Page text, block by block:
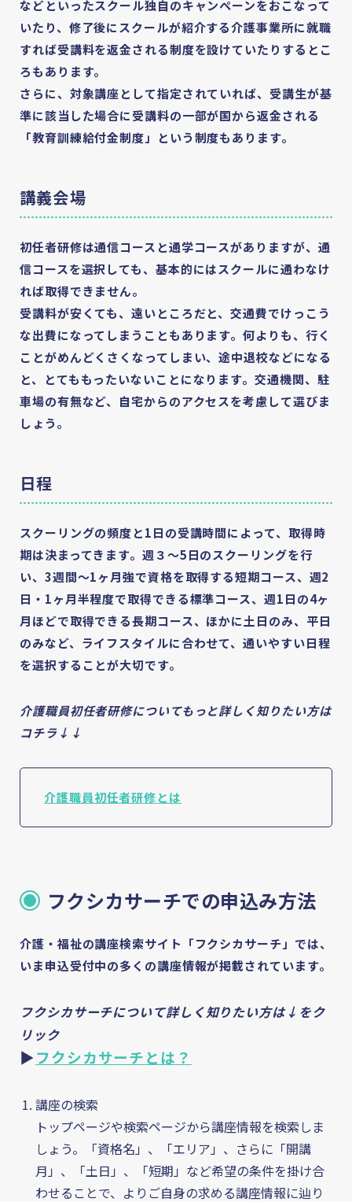
フクシカサーチとは
介護資格の基礎知識
お知らせ・コラム
Column 介護・福祉のお役立ち情報
などといったスクール独⾃のキャンペーンをおこなって
いたり、修了後にスクールが紹介する介護事業所に就職
すれば受講料を返⾦される制度を設けていたりするとこ
ろもあります。
さらに、対象講座として指定されていれば、受講⽣が基
準に該当した場合に受講料の⼀部が国から返⾦される
「教育訓練給付⾦制度」という制度もあります。
講義会場
初任者研修は通信コースと通学コースがありますが、通
信コースを選択しても、基本的にはスクールに通わなけ
れば取得できません。
受講料が安くても、遠いところだと、交通費でけっこう
な出費になってしまうこともあります。何よりも、⾏く
ことがめんどくさくなってしまい、途中退校などになる
と、とてももったいないことになります。交通機関、駐
車場の有無など、自宅からのアクセスを考慮して選びま
しょう。
日程
スクーリングの頻度と1⽇の受講時間によって、取得時
期は決まってきます。週３〜5日のスクーリングを行
い、3週間〜1ヶ月強で資格を取得する短期コース、週2
日・1ヶ月半程度で取得できる標準コース、週1日の4ヶ
月ほどで取得できる長期コース、ほかに土日のみ、平日
のみなど、ライフスタイルに合わせて、通いやすい日程
を選択することが大切です。
介護職員初任者研修についてもっと詳しく知りたい方は
コチラ↓↓
介護職員初任者研修とは
フクシカサーチでの申込み方法
介護・福祉の講座検索サイト「フクシカサーチ」では、
いま申込受付中の多くの講座情報が掲載されています。
フクシカサーチについて詳しく知りたい方は↓をク
リック
▶フクシカサーチとは？
講座の検索
トップページや検索ページから講座情報を検索しま
しょう。「資格名」、「エリア」、さらに「開講
月」、「土日」、「短期」など希望の条件を掛け合
わせることで、よりご自身の求める講座情報に辿り